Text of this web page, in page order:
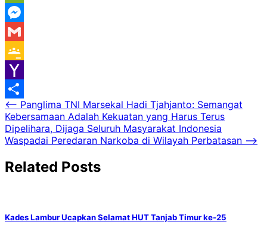
WeChat
Messenger
Gmail
Google
Classroom
Yahoo
Mail
Share
Navigasi
pos
⟵ Panglima TNI Marsekal Hadi Tjahjanto: Semangat
Kebersamaan Adalah Kekuatan yang Harus Terus
Dipelihara, Dijaga Seluruh Masyarakat Indonesia
Waspadai Peredaran Narkoba di Wilayah Perbatasan ⟶
Related Posts
Kades Lambur Ucapkan Selamat HUT Tanjab Timur ke-25